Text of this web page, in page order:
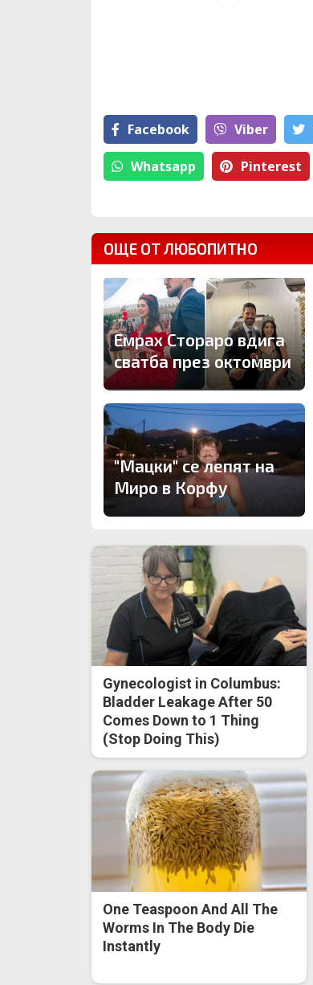
Facebook Viber
Whatsapp Pinterest
ОЩЕ ОТ ЛЮБОПИТНО
Емрах Стораро вдига
сватба през октомври
"Мацки" се лепят на
Миро в Корфу
Gynecologist in Columbus:
Bladder Leakage After 50
Comes Down to 1 Thing
(Stop Doing This)
One Teaspoon And All The
Worms In The Body Die
Instantly